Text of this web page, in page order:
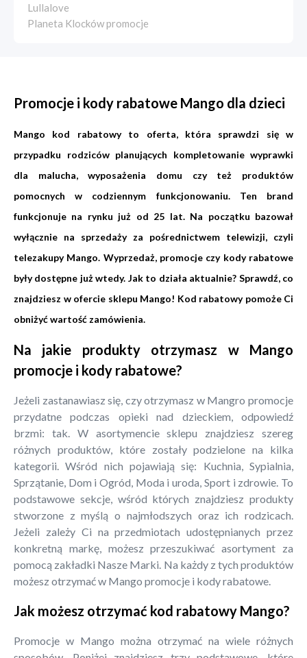
Lullalove
Planeta Klocków promocje
Promocje i kody rabatowe Mango dla dzieci
Mango kod rabatowy to oferta, która sprawdzi się w
przypadku rodziców planujących kompletowanie wyprawki
dla malucha, wyposażenia domu czy też produktów
pomocnych w codziennym funkcjonowaniu. Ten brand
funkcjonuje na rynku już od 25 lat. Na początku bazował
wyłącznie na sprzedaży za pośrednictwem telewizji, czyli
telezakupy Mango. Wyprzedaż, promocje czy kody rabatowe
były dostępne już wtedy. Jak to działa aktualnie? Sprawdź, co
znajdziesz w ofercie sklepu Mango! Kod rabatowy pomoże Ci
obniżyć wartość zamówienia.
Na jakie produkty otrzymasz w Mango
promocje i kody rabatowe?
Jeżeli zastanawiasz się, czy otrzymasz w Mangro promocje
przydatne podczas opieki nad dzieckiem, odpowiedź
brzmi: tak. W asortymencie sklepu znajdziesz szereg
różnych produktów, które zostały podzielone na kilka
kategorii. Wśród nich pojawiają się: Kuchnia, Sypialnia,
Sprzątanie, Dom i Ogród, Moda i uroda, Sport i zdrowie. To
podstawowe sekcje, wśród których znajdziesz produkty
stworzone z myślą o najmłodszych oraz ich rodzicach.
Jeżeli zależy Ci na przedmiotach udostępnianych przez
konkretną markę, możesz przeszukiwać asortyment za
pomocą zakładki Nasze Marki. Na każdy z tych produktów
możesz otrzymać w Mango promocje i kody rabatowe.
Jak możesz otrzymać kod rabatowy Mango?
Promocje w Mango można otrzymać na wiele różnych